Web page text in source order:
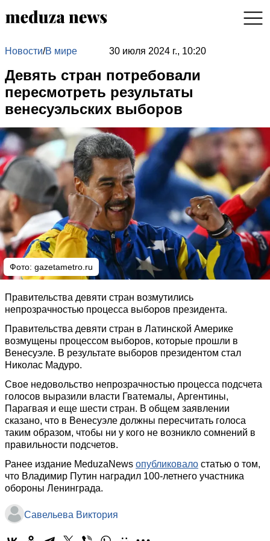
Новости/В мире 30 июля 2024 г., 10:20
Девять стран потребовали
пересмотреть результаты
венесуэльских выборов
Фото: gazetametro.ru
Правительства девяти стран возмутились
непрозрачностью процесса выборов президента.
Правительства девяти стран в Латинской Америке
возмущены процессом выборов, которые прошли в
Венесуэле. В результате выборов президентом стал
Николас Мадуро.
Свое недовольство непрозрачностью процесса подсчета
голосов выразили власти Гватемалы, Аргентины,
Парагвая и еще шести стран. В общем заявлении
сказано, что в Венесуэле должны пересчитать голоса
таким образом, чтобы ни у кого не возникло сомнений в
правильности подсчетов.
Ранее издание MeduzaNews опубликовало статью о том,
что Владимир Путин наградил 100-летнего участника
обороны Ленинграда.
Савельева Виктория